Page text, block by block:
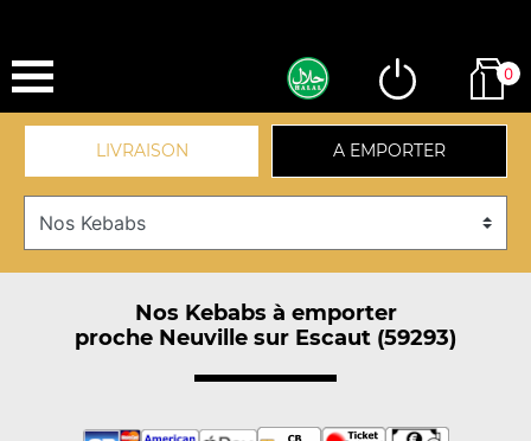
0
LIVRAISON A EMPORTER
Nos Kebabs à emporter
proche Neuville sur Escaut (59293)